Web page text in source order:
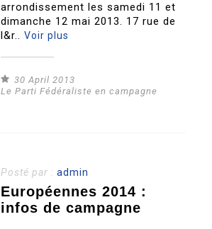
arrondissement les samedi 11 et
dimanche 12 mai 2013. 17 rue de
l&r..Voir plus
30 April 2013
Le Parti Fédéraliste en campagne
Posté par :admin
Européennes 2014 :
infos de campagne